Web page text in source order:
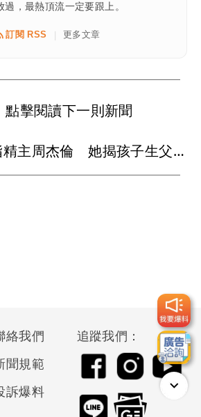
，最熱頂流一定要跟上。
訂閱 RSS | 更多文章
點擊閱讀下一則新聞
閨蜜兒子被瞎指精主周杰倫 她揭孩子生父真相
絡我們
聞規範
訴爆料
追蹤我們：